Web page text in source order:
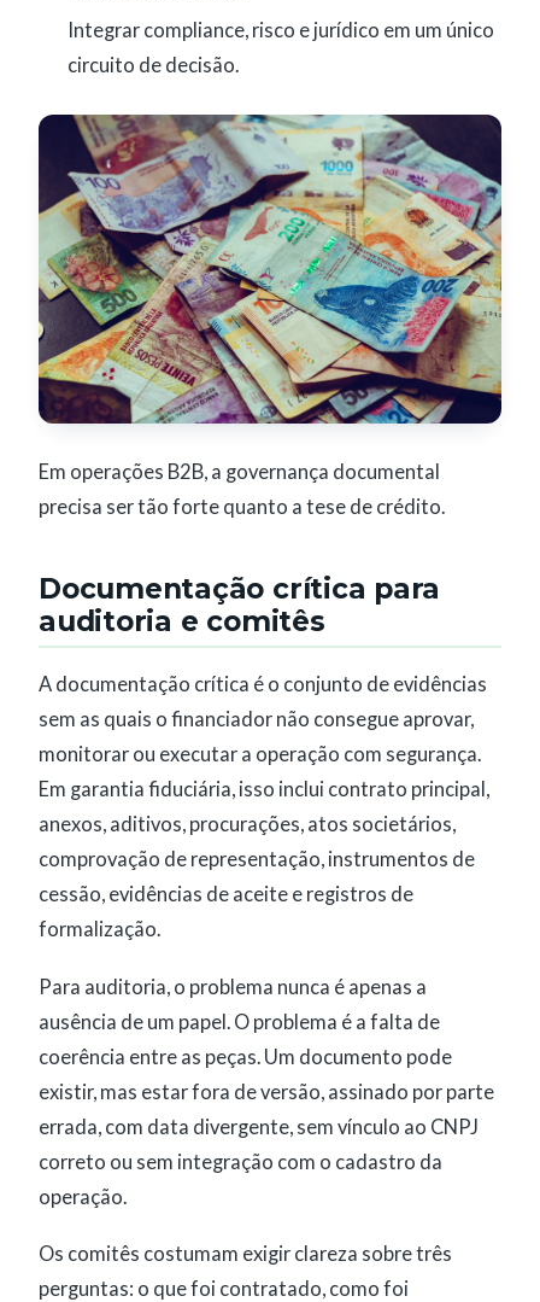
Integrar compliance, risco e jurídico em um único
circuito de decisão.
Em operações B2B, a governança documental
precisa ser tão forte quanto a tese de crédito.
Documentação crítica para
auditoria e comitês
A documentação crítica é o conjunto de evidências
sem as quais o financiador não consegue aprovar,
monitorar ou executar a operação com segurança.
Em garantia fiduciária, isso inclui contrato principal,
anexos, aditivos, procurações, atos societários,
comprovação de representação, instrumentos de
cessão, evidências de aceite e registros de
formalização.
Para auditoria, o problema nunca é apenas a
ausência de um papel. O problema é a falta de
coerência entre as peças. Um documento pode
existir, mas estar fora de versão, assinado por parte
errada, com data divergente, sem vínculo ao CNPJ
correto ou sem integração com o cadastro da
operação.
Os comitês costumam exigir clareza sobre três
perguntas: o que foi contratado, como foi